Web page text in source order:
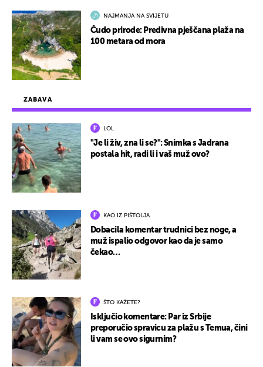
ZABAVA
LOL
"Je li živ, zna li se?": Snimka s Jadrana
postala hit, radi li i vaš muž ovo?
KAO IZ PIŠTOLJA
Dobacila komentar trudnici bez noge, a
muž ispalio odgovor kao da je samo
čekao…
ŠTO KAŽETE?
Isključio komentare: Par iz Srbije
preporučio spravicu za plažu s Temua, čini
li vam se ovo sigurnim?
NAJMANJA NA SVIJETU
Čudo prirode: Predivna pješčana plaža na
100 metara od mora